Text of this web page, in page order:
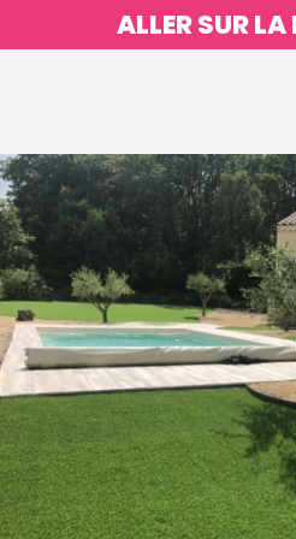
ALLER SUR